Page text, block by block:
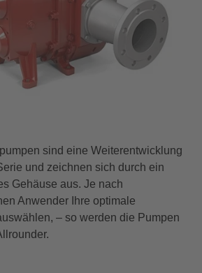
sind eine Weiterentwicklung
und zeichnen sich durch ein
Gehäuse aus. Je nach
Anwender Ihre optimale
– so werden die Pumpen